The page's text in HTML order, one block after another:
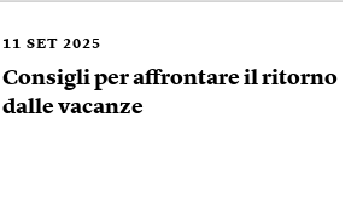
11 SET 2025
Consigli per affrontare il ritorno
dalle vacanze